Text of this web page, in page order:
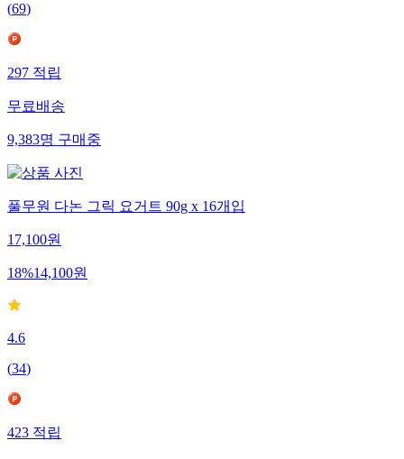
(69)
297 적립
무료배송
9,383명 구매중
풀무원 다논 그릭 요거트 90g x 16개입
17,100원
18%14,100원
4.6
(34)
423 적립